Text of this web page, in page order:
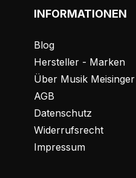
INFORMATIONEN
Blog
Hersteller - Marken
Über Musik Meisinger
AGB
Datenschutz
Widerrufsrecht
Impressum